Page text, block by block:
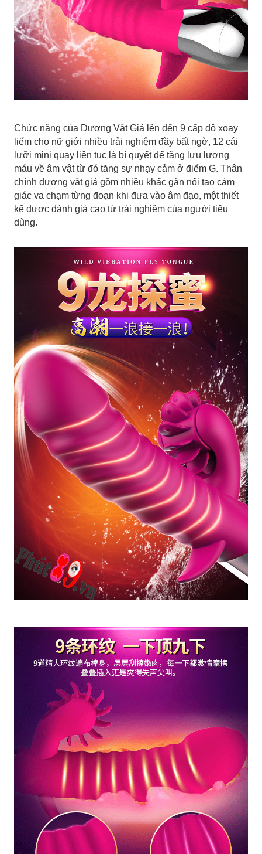
Chức năng của Dương Vật Giả lên đến 9 cấp độ xoay
liếm cho nữ giới nhiều trải nghiệm đầy bất ngờ, 12 cái
lưỡi mini quay liên tục là bí quyết để tăng lưu lượng
máu về âm vật từ đó tăng sự nhạy cảm ở điểm G. Thân
chính dương vật giả gồm nhiều khấc gân nổi tạo cảm
giác va chạm từng đoạn khi đưa vào âm đạo, một thiết
kế được đánh giá cao từ trải nghiệm của người tiêu
dùng.